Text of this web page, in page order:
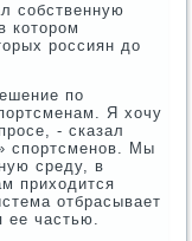
собственную
котором
россиян до
по
Я хочу
- сказал
спортсменов. Мы
среду, в
приходится
отбрасывает
ее частью.